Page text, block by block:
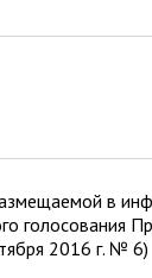
в
голосования
2016 г. № 6)